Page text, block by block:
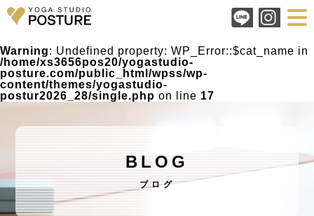
Warning: Undefined property: WP_Error::$cat_name in
/home/xs3656pos20/yogastudio-
posture.com/public_html/wpss/wp-
content/themes/yogastudio-
postur2026_28/single.php on line 17
BLOG
ブログ